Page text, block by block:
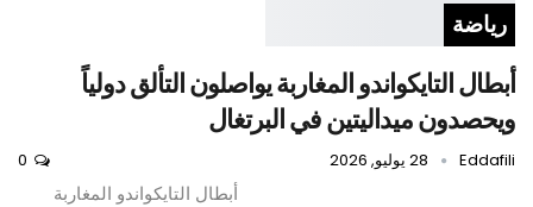
رياضة
أبطال التايكواندو المغاربة يواصلون التألق دولياً
ويحصدون ميداليتين في البرتغال
Eddafili 28 يوليو, 2026
أبطال التايكواندو المغاربة